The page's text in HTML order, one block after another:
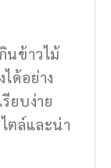
นข้าวไม้
ด้อย่าง
ยบง่าย
ตล์และน่า